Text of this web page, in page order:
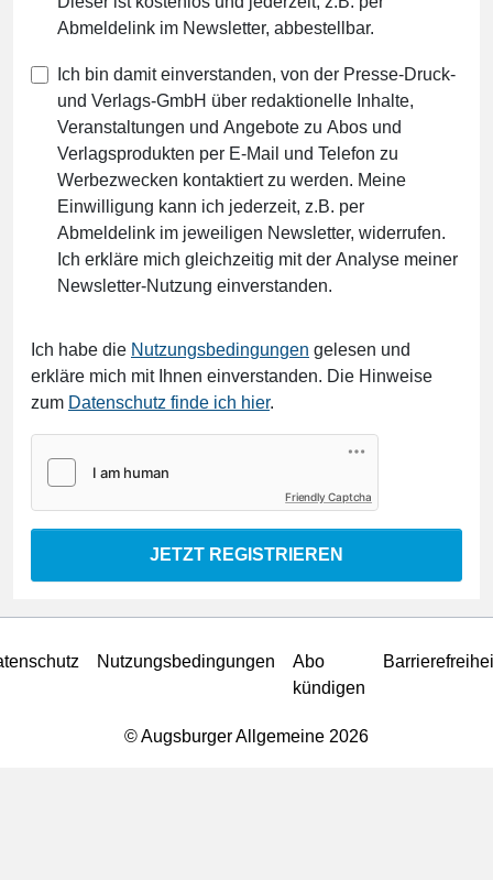
Abmeldelink im Newsletter, abbestellbar.
Ich bin damit einverstanden, von der Presse-Druck-
und Verlags-GmbH über redaktionelle Inhalte,
Veranstaltungen und Angebote zu Abos und
Verlagsprodukten per E-Mail und Telefon zu
Werbezwecken kontaktiert zu werden. Meine
Einwilligung kann ich jederzeit, z.B. per
Abmeldelink im jeweiligen Newsletter, widerrufen.
Ich erkläre mich gleichzeitig mit der Analyse meiner
Newsletter-Nutzung einverstanden.
Ich habe die Nutzungsbedingungen gelesen und
erkläre mich mit Ihnen einverstanden. Die Hinweise
zum Datenschutz finde ich hier.
Friendly Captcha
JETZT REGISTRIEREN
Nutzungsbedingungen
Abo
kündigen
© Augsburger Allgemeine 2026